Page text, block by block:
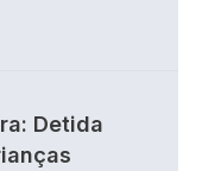
Detida